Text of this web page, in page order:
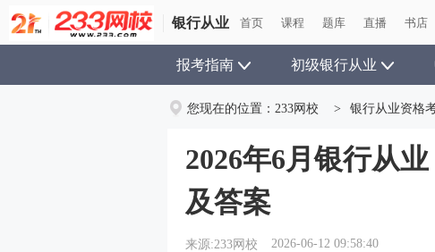
银行从业 首页 课程 题库 直播 书店
银行从业 首页 课程 题库 直播 书店
报考指南 初级银行从业
您现在的位置： 233网校 > 银行从业资格
2026年6月银行从
及答案
来源:233网校 2026-06-12 09:58:40